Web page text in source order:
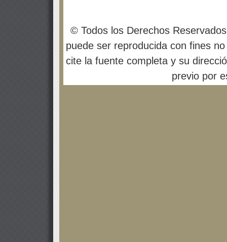
© Todos los Derechos
puede ser reproducida con fines
cite la fuente completa y su
previo por